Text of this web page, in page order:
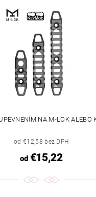
NA M-LOK ALEBO
od €12,58 bez DPH
od€15,22